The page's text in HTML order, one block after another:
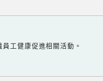
工健康促進相關活動。